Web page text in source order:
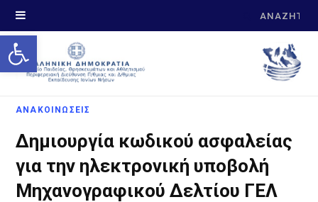
Open toolbar
Search
ΑΝΑΚΟΙΝΩΣΕΙΣ
Δημιουργία κωδικού ασφαλείας
για την ηλεκτρονική υποβολή
Μηχανογραφικού Δελτίου ΓΕΛ